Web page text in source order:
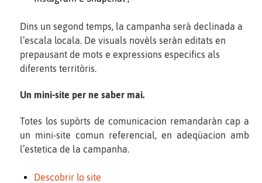
Dins un segond temps, la campanha serà declinada a
l’escala locala. De visuals novèls seràn editats en
prepausant de mots e expressions especifics als
diferents territòris.
Un mini-site per ne saber mai.
Totes los supòrts de comunicacion remandaràn cap a
un mini-site comun referencial, en adeqüacion amb
l’estetica de la campanha.
Descobrir lo site